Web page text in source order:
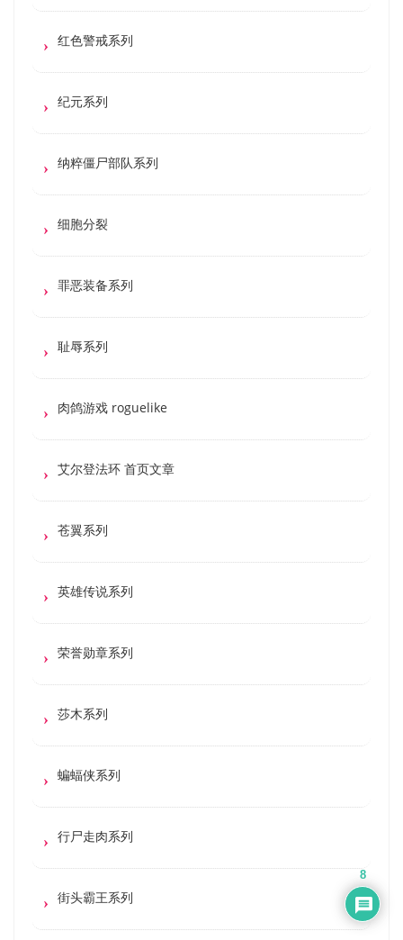
红色警戒系列
纪元系列
纳粹僵尸部队系列
细胞分裂
罪恶装备系列
耻辱系列
肉鸽游戏 roguelike
艾尔登法环 首页文章
苍翼系列
英雄传说系列
荣誉勋章系列
莎木系列
蝙蝠侠系列
行尸走肉系列
街头霸王系列
8